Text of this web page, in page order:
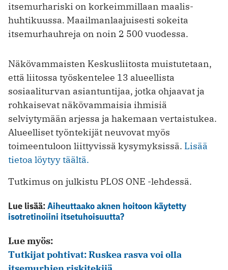
itsemurhariski on korkeimmillaan maalis-
huhtikuussa. Maailmanlaajuisesti sokeita
itsemurhauhreja on noin 2 500 vuodessa.
Näkövammaisten Keskusliitosta muistutetaan,
että liitossa työskentelee 13 alueellista
sosiaaliturvan asiantuntijaa, jotka ohjaavat ja
rohkaisevat näkövammaisia ihmisiä
selviytymään arjessa ja hakemaan vertaistukea.
Alueelliset työntekijät neuvovat myös
toimeentuloon liittyvissä kysymyksissä. Lisää
tietoa löytyy täältä.
Tutkimus on julkistu PLOS ONE -lehdessä.
Lue lisää:Aiheuttaako aknen hoitoon käytetty
isotretinoiini itsetuhoisuutta?
Lue myös:
Tutkijat pohtivat: Ruskea rasva voi olla